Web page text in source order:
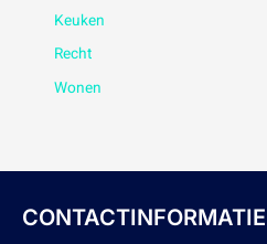
Keuken
Recht
Wonen
CONTACTINFORMATIE